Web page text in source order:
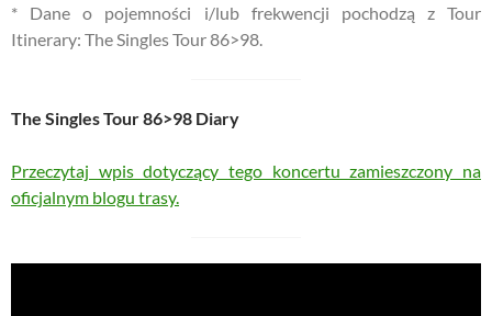
* Dane o pojemności i/lub frekwencji pochodzą z Tour
Itinerary: The Singles Tour 86>98.
The Singles Tour 86>98 Diary
Przeczytaj wpis dotyczący tego koncertu zamieszczony na
oficjalnym blogu trasy.